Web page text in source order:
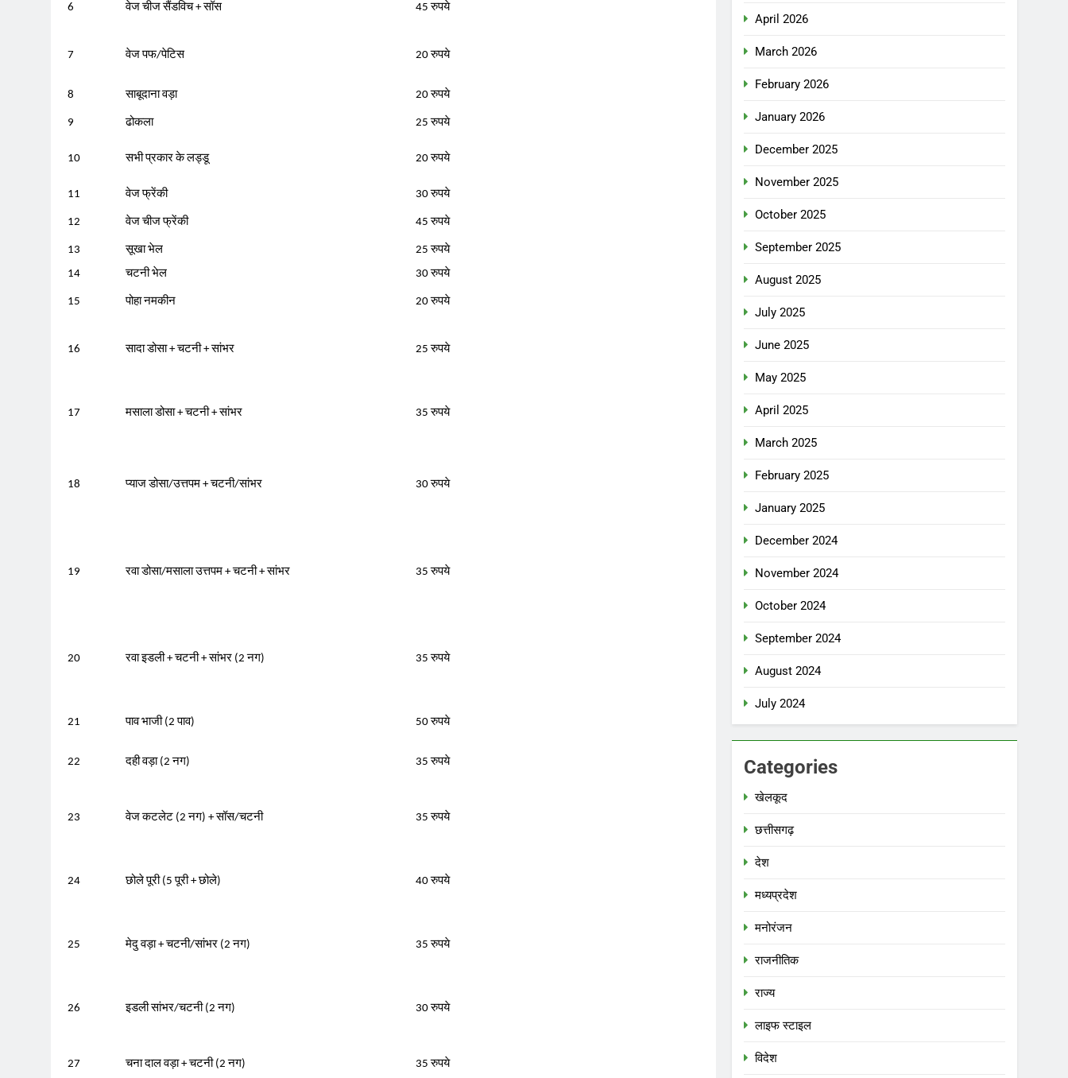
6 वेज चीज सैंडविच + सॉस 45 रुपये
7 वेज पफ/पेटिस 20 रुपये
8 साबूदाना वड़ा 20 रुपये
9 ढोकला 25 रुपये
10 सभी प्रकार के लड्डू 20 रुपये
11 वेज फ्रेंकी 30 रुपये
12 वेज चीज फ्रेंकी 45 रुपये
13 सूखा भेल
25 रुपये
14
चटनी भेल 30 रुपये
15 पोहा नमकीन 20 रुपये
16 सादा डोसा + चटनी + सांभर 25 रुपये
17 मसाला डोसा + चटनी + सांभर 35 रुपये
18 प्याज डोसा/उत्तपम + चटनी/सांभर 30 रुपये
19 रवा डोसा/मसाला उत्तपम + चटनी + सांभर 35 रुपये
20 रवा इडली + चटनी + सांभर (2 नग) 35 रुपये
21 पाव भाजी (2 पाव) 50 रुपये
22 दही वड़ा (2 नग) 35 रुपये
23 वेज कटलेट (2 नग) + सॉस/चटनी 35 रुपये
24 छोले पूरी (5 पूरी + छोले) 40 रुपये
25 मेदु वड़ा + चटनी/सांभर (2 नग) 35 रुपये
26 इडली सांभर/चटनी (2 नग) 30 रुपये
27 चना दाल वड़ा + चटनी (2 नग) 35 रुपये
April 2026
March 2026
February 2026
January 2026
December 2025
November 2025
October 2025
September 2025
August 2025
July 2025
June 2025
May 2025
April 2025
March 2025
February 2025
January 2025
December 2024
November 2024
October 2024
September 2024
August 2024
July 2024
Categories
खेलकूद
छत्तीसगढ़
देश
मध्‍यप्रदेश
मनोरंजन
राजनीतिक
राज्य
लाइफ स्टाइल
विदेश